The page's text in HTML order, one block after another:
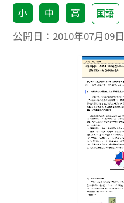
小 中 高 国語
公開日： 2010年07月09日